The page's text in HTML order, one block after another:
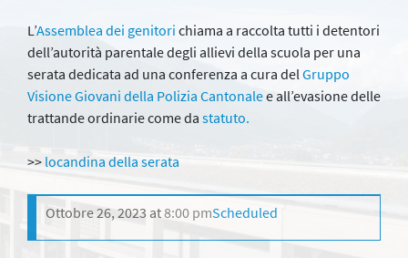
L’Assemblea dei genitori chiama a raccolta tutti i detentori
dell’autorità parentale degli allievi della scuola per una
serata dedicata ad una conferenza a cura delGruppo
Visione Giovani della Polizia Cantonalee all’evasione delle
trattande ordinarie come da statuto.
>> locandina della serata
Ottobre 26, 2023 at8:00 pmScheduled